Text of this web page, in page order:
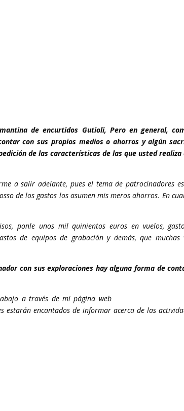
de encurtidos Gutioli, Pero en general,
con sus propios medios o ahorros y algún
de las características de las que usted realiza
a salir adelante, pues el tema de patrocinadores
de los gastos los asumen mis meros ahorros. En
ponle unos mil quinientos euros en vuelos,
de equipos de grabación y demás, que muchas
con sus exploraciones hay alguna forma de
a través de mi página web
estarán encantados de informar acerca de las